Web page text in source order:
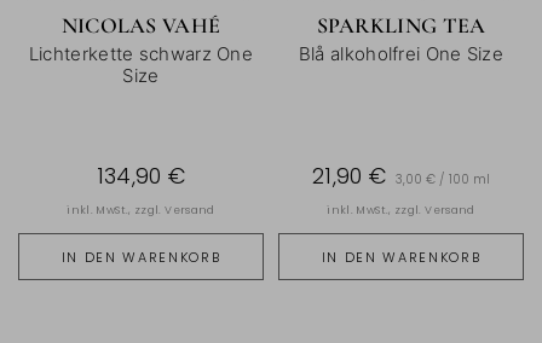
NICOLAS VAHÉ
Lichterkette schwarz One
Size
IN DEN WARENKORB
134,90 €
inkl. MwSt., zzgl.Versand
SPARKLING TEA
Blå alkoholfrei One Size
IN DEN WARENKORB
21,90 € 3,00 € / 100 ml
inkl. MwSt., zzgl.Versand